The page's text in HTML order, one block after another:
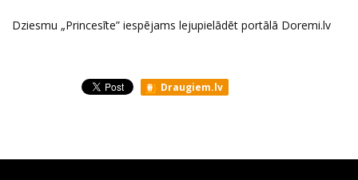
Dziesmu „Princesīte” iespējams lejupielādēt portālā Doremi.lv
Draugiem.lv